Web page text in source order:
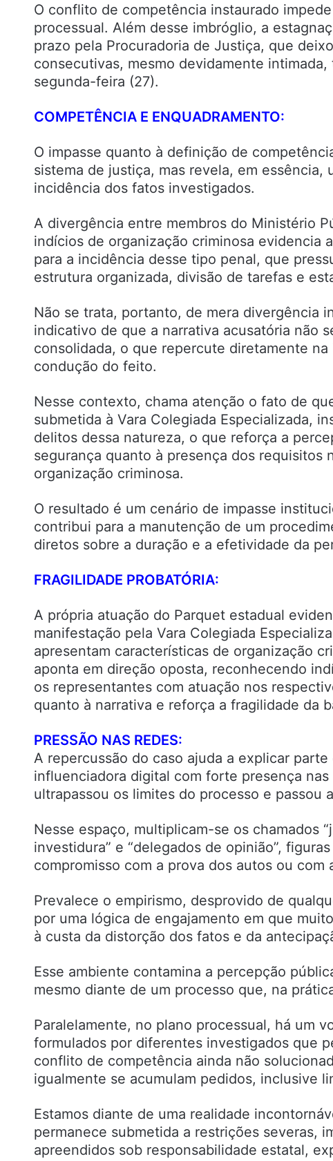
O conflito de competência instaurado
processual. Além desse imbróglio, a
prazo pela Procuradoria de Justiça, que
consecutivas, mesmo devidamente
segunda-feira (27).
COMPETÊNCIA E ENQUADRAMENTO:
O impasse quanto à definição de
sistema de justiça, mas revela, em essência,
incidência dos fatos investigados.
A divergência entre membros do Ministério
indícios de organização criminosa evidencia
para a incidência desse tipo penal, que
estrutura organizada, divisão de tarefas e
Não se trata, portanto, de mera divergência
indicativo de que a narrativa acusatória não
consolidada, o que repercute diretamente
condução do feito.
Nesse contexto, chama atenção o fato de
submetida à Vara Colegiada Especializada,
delitos dessa natureza, o que reforça a
segurança quanto à presença dos requisitos
organização criminosa.
O resultado é um cenário de impasse
contribui para a manutenção de um
diretos sobre a duração e a efetividade da
FRAGILIDADE PROBATÓRIA:
A própria atuação do Parquet estadual
manifestação pela Vara Colegiada
apresentam características de organização
aponta em direção oposta, reconhecendo
os representantes com atuação nos
quanto à narrativa e reforça a fragilidade da
PRESSÃO NAS REDES:
A repercussão do caso ajuda a explicar
influenciadora digital com forte presença
ultrapassou os limites do processo e passou
Nesse espaço, multiplicam-se os chamados
investidura” e “delegados de opinião”,
compromisso com a prova dos autos ou com
Prevalece o empirismo, desprovido de
por uma lógica de engajamento em que
à custa da distorção dos fatos e da
Esse ambiente contamina a percepção
mesmo diante de um processo que, na
Paralelamente, no plano processual, há um
formulados por diferentes investigados que
conflito de competência ainda não
igualmente se acumulam pedidos, inclusive
Estamos diante de uma realidade
permanece submetida a restrições severas,
apreendidos sob responsabilidade estatal,